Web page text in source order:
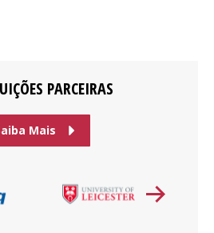
PARCEIRAS
Mais